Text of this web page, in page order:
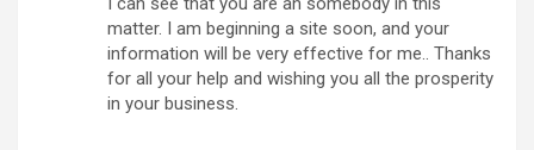
matter. I am beginning a site soon, and your
information will be very effective for me.. Thanks
for all your help and wishing you all the prosperity
in your business.